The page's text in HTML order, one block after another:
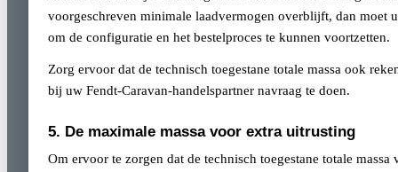
voorgeschreven minimale laadvermogen overblijft, dan
om de configuratie en het bestelproces te kunnen voortzetten.
Zorg ervoor dat de technisch toegestane totale massa ook
bij uw Fendt-Caravan-handelspartner navraag te doen.
5. De maximale massa voor extra uitrusting
Om ervoor te zorgen dat de technisch toegestane totale